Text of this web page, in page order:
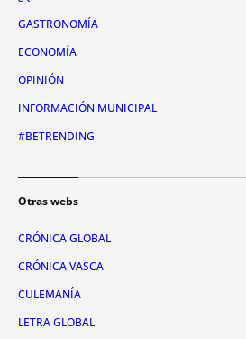
GASTRONOMÍA
ECONOMÍA
OPINIÓN
INFORMACIÓN MUNICIPAL
#BETRENDING
Otras webs
CRÓNICA GLOBAL
CRÓNICA VASCA
CULEMANÍA
LETRA GLOBAL